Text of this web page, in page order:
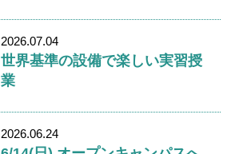
2026.07.04
世界基準の設備で楽しい実習授
業
2026.06.24